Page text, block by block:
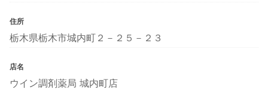
住所
栃木県栃木市城内町２－２５－２３
店名
ウイン調剤薬局 城内町店